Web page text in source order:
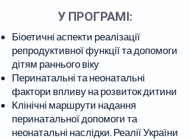
У ПРОГРАМІ:
Біоетичні аспекти реалізації
репродуктивної функції та допомоги
дітям раннього віку
Перинатальні та неонатальні
фактори впливу на розвиток дитини
Клінічні маршрути надання
перинатальної допомоги та
неонатальні наслідки. Реалії України